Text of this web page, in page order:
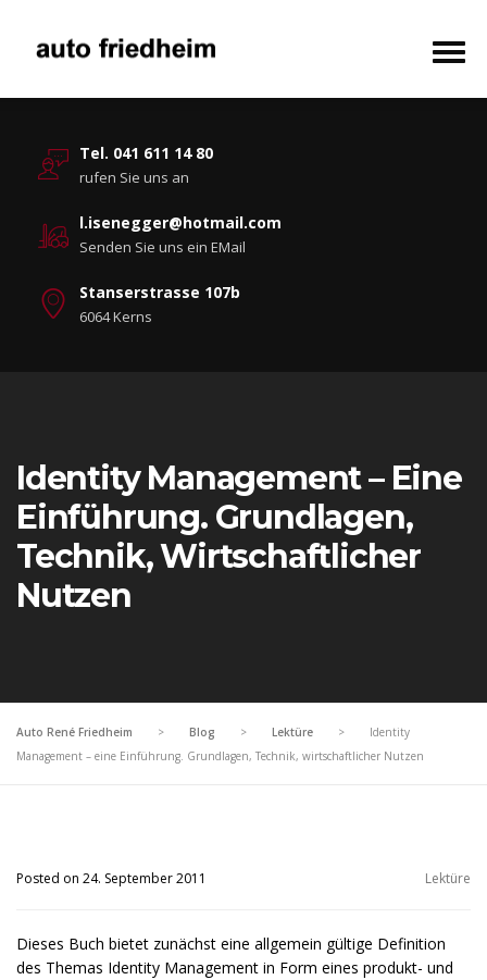
Tel. 041 611 14 80
rufen Sie uns an
l.isenegger@hotmail.com
Senden Sie uns ein EMail
Stanserstrasse 107b
6064 Kerns
Identity Management – Eine
Einführung. Grundlagen,
Technik, Wirtschaftlicher
Nutzen
Auto René Friedheim > Blog > Lektüre >
Identity
Management – eine Einführung. Grundlagen, Technik, wirtschaftlicher Nutzen
Posted on 24. September 2011 Lektüre
Dieses Buch bietet zunächst eine allgemein gültige Definition
des Themas Identity Management in Form eines produkt- und